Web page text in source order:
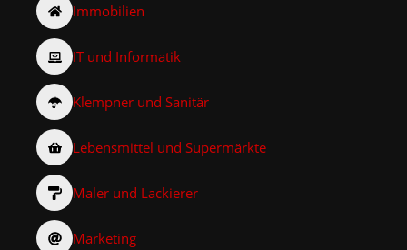
Immobilien
IT und Informatik
Klempner und Sanitär
Lebensmittel und Supermärkte
Maler und Lackierer
Marketing